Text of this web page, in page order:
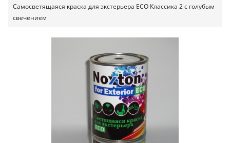
Самосветящаяся краска для экстерьера ECO Классика 2 с голубым
свечением